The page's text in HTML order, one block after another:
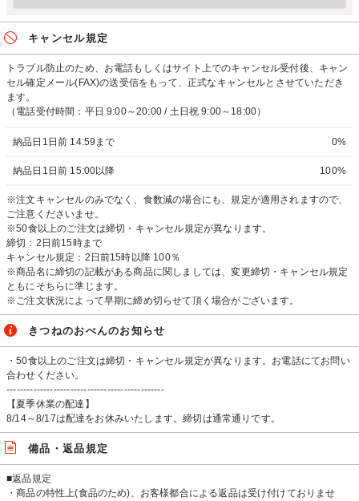
キャンセル規定
トラブル防止のため、お電話もしくはサイト上でのキャンセル受付後、キャン
セル確定メール(FAX)の送受信をもって、正式なキャンセルとさせていただき
ます。
（電話受付時間：平日 9:00～20:00 / 土日祝 9:00～18:00）
納品日1日前 14:59まで 0%
納品日1日前 15:00以降 100%
※注文キャンセルのみでなく、食数減の場合にも、規定が適用されますので、
ご注意くださいませ。
※50食以上のご注文は締切・キャンセル規定が異なります。
締切：2日前15時まで
キャンセル規定：2日前15時以降 100％
※商品名に締切の記載がある商品に関しましては、変更締切・キャンセル規定
ともにそちらに準じます。
※ご注文状況によって早期に締め切らせて頂く場合がございます。
きつねのおべんのお知らせ
・50食以上のご注文は締切・キャンセル規定が異なります。お電話にてお問い
合わせください。
-----------------------------------------------
【夏季休業の配達】
8/14～8/17は配達をお休みいたします。締切は通常通りです。
備品・返品規定
■返品規定
・商品の特性上(食品のため)、お客様都合による返品は受け付けておりませ